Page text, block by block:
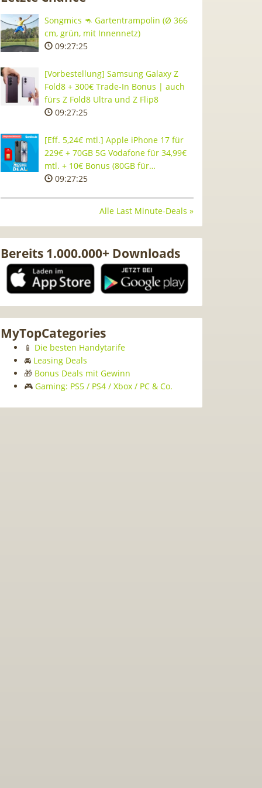
Songmics 🦘 Gartentrampolin (Ø 366
cm, grün, mit Innennetz)
09:27:24
[Vorbestellung] Samsung Galaxy Z
Fold8 + 300€ Trade-In Bonus | auch
fürs Z Fold8 Ultra und Z Flip8
09:27:24
[Eff. 5,24€ mtl.] Apple iPhone 17 für
229€ + 70GB 5G Vodafone für 34,99€
mtl. + 10€ Bonus (80GB für…
09:27:24
Alle Last Minute-Deals »
Bereits 1.000.000+ Downloads
MyTopCategories
📱 Die besten Handytarife
🚘 Leasing Deals
🎁 Bonus Deals mit Gewinn
🎮 Gaming: PS5 / PS4 / Xbox / PC & Co.